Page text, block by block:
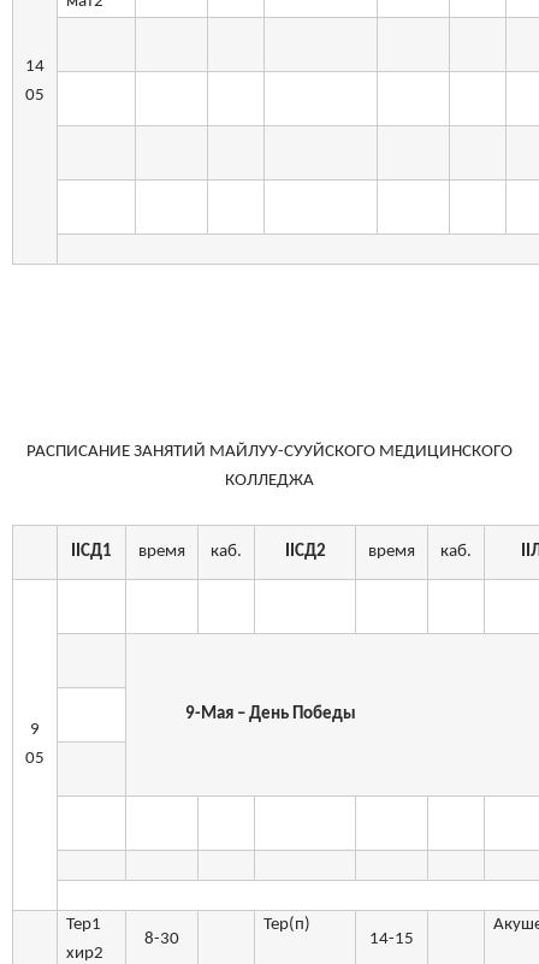
14
05
РАСПИСАНИЕ ЗАНЯТИЙ МАЙЛУУ-СУУЙСКОГО МЕДИЦИНСКОГО
КОЛЛЕДЖА
IIСД1 время каб. IIСД2 время каб. II
9
05
9-Мая – День Победы
Тер1
хир2
8-30
Тер(п)
14-15